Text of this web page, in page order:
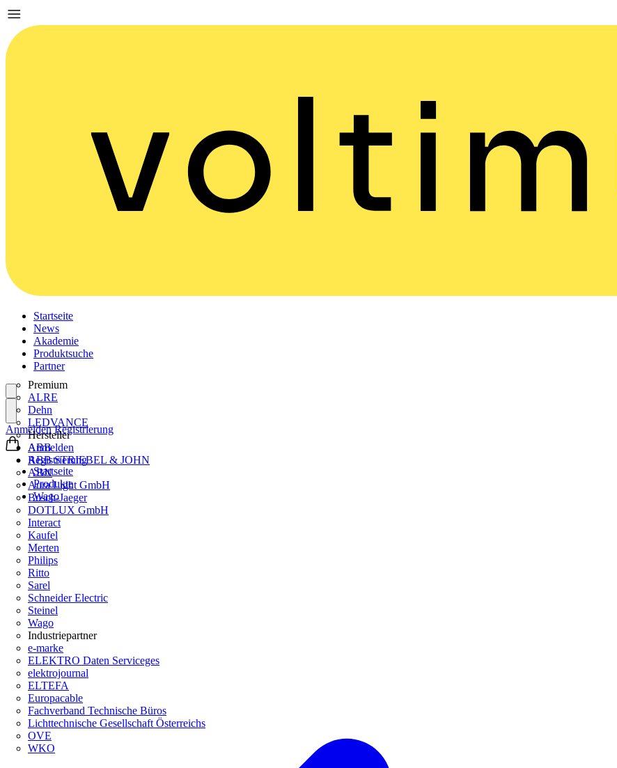
Startseite
News
Akademie
Produktsuche
Partner
Premium
ALRE
Dehn
LEDVANCE
Hersteller
ABB
ABB STRIEBEL & JOHN
ABN
Aura Light GmbH
Busch-Jaeger
DOTLUX GmbH
Interact
Kaufel
Merten
Philips
Ritto
Sarel
Schneider Electric
Steinel
Wago
Industriepartner
e-marke
ELEKTRO Daten Serviceges
elektrojournal
ELTEFA
Europacable
Fachverband Technische Büros
Lichttechnische Gesellschaft Österreichs
OVE
WKO
Anmelden
Registrierung
Anmelden Registrierung
Startseite
Produkte
Wago